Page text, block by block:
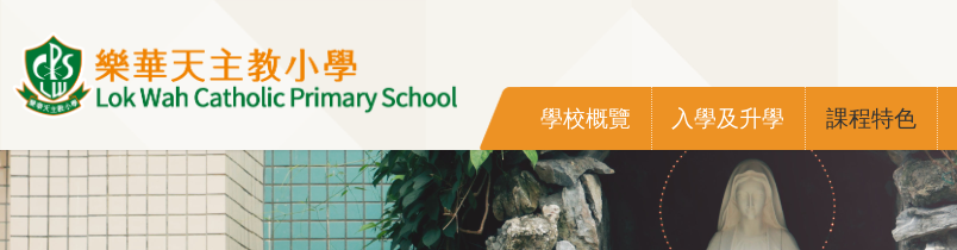
Main
navigation
學校概覽 入學及升學 課程特色